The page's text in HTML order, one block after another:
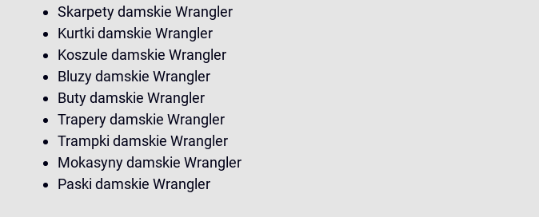
Skarpety damskie Wrangler
Kurtki damskie Wrangler
Koszule damskie Wrangler
Bluzy damskie Wrangler
Buty damskie Wrangler
Trapery damskie Wrangler
Trampki damskie Wrangler
Mokasyny damskie Wrangler
Paski damskie Wrangler